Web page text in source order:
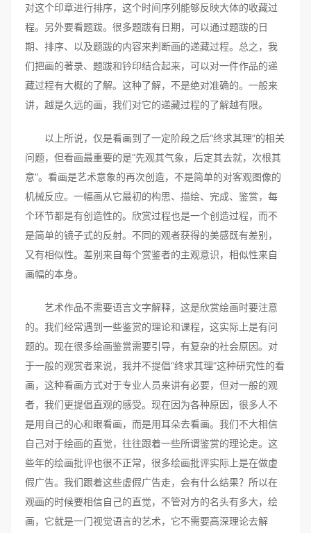
对这个印章进行排序，这个时间序列能够反映大体的收藏过
程。另外要看题跋。很多题跋有日期，可以通过题跋的日
期、排序、以及题跋的内容来判断画的递藏过程。总之，我
们把画的著录、题跋和钤印结合起来，可以对一件作品的递
藏过程有大概的了解。这种了解，不是绝对准确的。一般来
讲，越是久远的画，我们对它的递藏过程的了解越有限。
以上所说，仅是看画到了一定阶段之后“终求其理”的相关
问题，但看画最重要的是“先观其气象，后定其去就，次根其
意”。看画是艺术意象的再次创造，不是简单的对客观图像的
机械反应。一幅画从它最初的构思、描绘、完成、鉴赏，每
个环节都是有创造性的。欣赏过程也是一个创造过程，而不
是简单的镜子式的反射。不同的观者获得的美感既有差别，
又有相似性。差别来自每个赏鉴者的主观意识，相似性来自
画幅的本身。
艺术作品不需要语言文字解释，这是欣赏绘画时要注意
的。我们经常遇到一些鉴赏的理论和课程，这实际上是有问
题的。现在很多绘画鉴赏需要引导，有复杂的社会原因。对
于一般的观赏者来说，我并不提倡“终求其理”这种研究性的看
画，这种看画方式对于专业人员来讲有必要，但对一般的观
者，我们更提倡直观的感受。现在因为各种原因，很多人不
是用自己的心和眼看画，而是用耳朵去看画。我们不大相信
自己对于绘画的直觉，往往跟着一些所谓鉴赏的理论走。这
些年的绘画批评也很不正常，很多绘画批评实际上是在做虚
假广告。我们跟着这些虚假广告走，会有什么结果？所以在
观画的时候要相信自己的直觉，不管对方的名头有多大，绘
画，它就是一门视觉语言的艺术，它不需要高深理论去解